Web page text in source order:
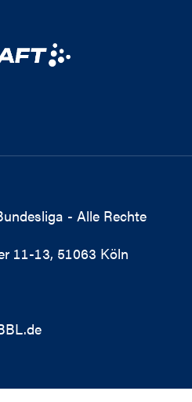
- Alle Rechte
11-13, 51063 Köln